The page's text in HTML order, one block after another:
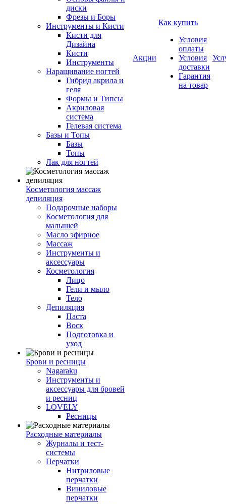
диски
Фрезы и Боры
Инструменты и Кисти
Кисти для
Дизайна
Кисти
Инструменты
Наращивание ногтей
Гибрид акрила и
геля
Формы и Типсы
Акриловая
система
Гелевая система
Базы и Топы
Базы
Топы
Лак для ногтей
Косметология массаж
депиляция
Подарочные наборы
Косметология для
малышей
Масло эфирное
Массаж
Инструменты и
аксессуары
Косметология
Лицо
Гели и мыло
Тело
Депиляция
Паста
Воск
Подготовка и
уход
Брови и ресницы
Nagaraku
Инструменты и
аксессуары для бровей
и ресниц
LOVELY
Ресницы
Расходные материалы
Журналы и тест-
системы
Перчатки
Нитриловые
перчатки
Виниловые
перчатки
Акции
Как купить
Условия
оплаты
Условия
доставки
Гарантия
на товар